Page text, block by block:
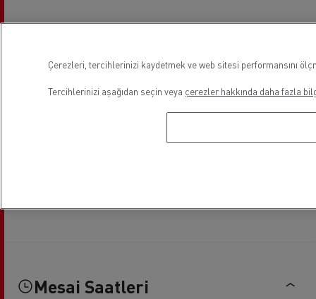
Mesai Saatleri
Çerezleri, tercihlerinizi kaydetmek ve web sitesi performansını
Tercihlerinizi aşağıdan seçin veya çerezler hakkında daha fazla